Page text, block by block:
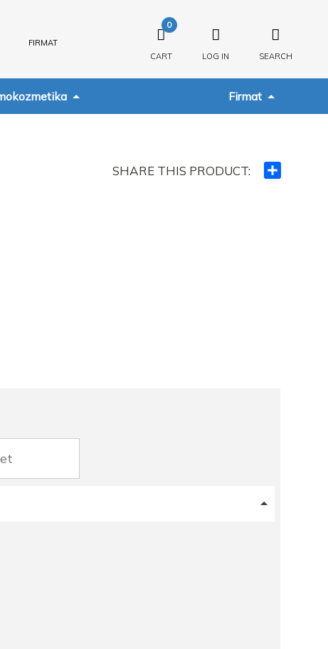
FIRMAT
CART
0
LOG IN SEARCH
Firmat
SHARE THIS PRODUCT: